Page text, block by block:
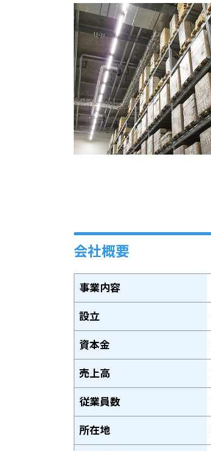
会社概要
事業内容
設立
資本金
売上高
従業員数
所在地